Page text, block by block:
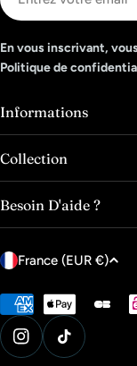
mail
En vous inscrivant,
Politique de
Informations
Collection
Besoin D'aide ?
P
y
s
/
France (EUR €)
Modes
de
paiement
InstagramTik Tok